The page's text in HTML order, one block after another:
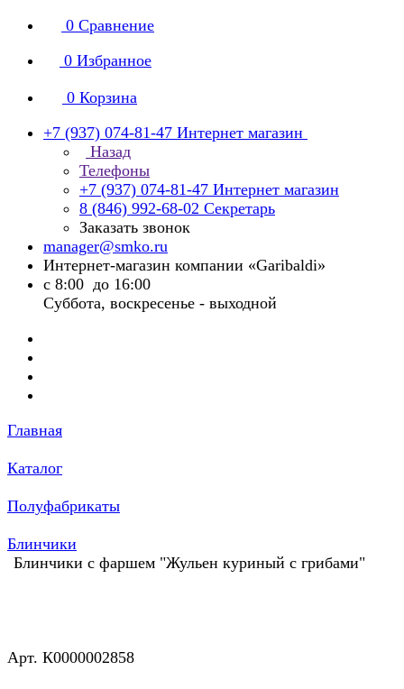
0 Сравнение
0 Избранное
0 Корзина
+7 (937) 074-81-47 Интернет магазин
Назад
Телефоны
+7 (937) 074-81-47 Интернет магазин
8 (846) 992-68-02 Секретарь
Заказать звонок
manager@smko.ru
Интернет-магазин компании «Garibaldi»
с 8:00 до 16:00
Суббота, воскресенье - выходной
Главная
Каталог
Полуфабрикаты
Блинчики
Блинчики с фаршем "Жульен куриный с грибами"
Арт. К0000002858